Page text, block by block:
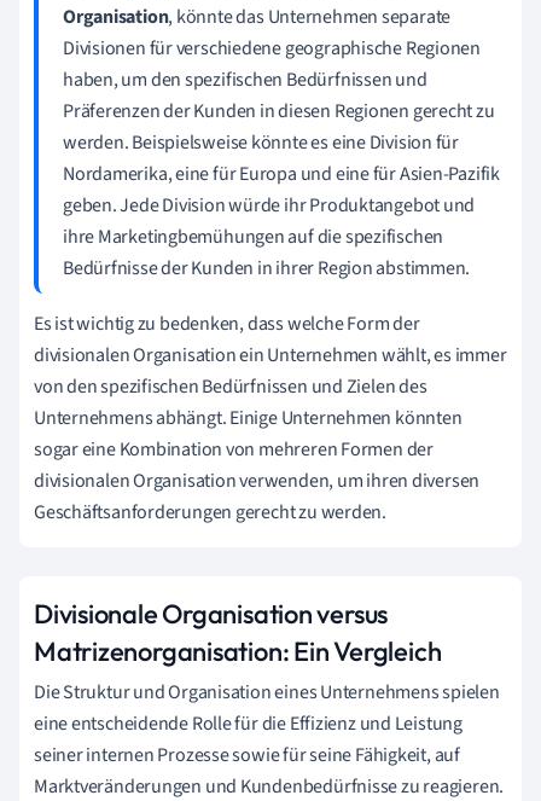
Organisation, könnte das Unternehmen separate
Divisionen für verschiedene geographische Regionen
haben, um den spezifischen Bedürfnissen und
Präferenzen der Kunden in diesen Regionen gerecht zu
werden. Beispielsweise könnte es eine Division für
Nordamerika, eine für Europa und eine für Asien-Pazifik
geben. Jede Division würde ihr Produktangebot und
ihre Marketingbemühungen auf die spezifischen
Bedürfnisse der Kunden in ihrer Region abstimmen.
Es ist wichtig zu bedenken, dass welche Form der
divisionalen Organisation ein Unternehmen wählt, es immer
von den spezifischen Bedürfnissen und Zielen des
Unternehmens abhängt. Einige Unternehmen könnten
sogar eine Kombination von mehreren Formen der
divisionalen Organisation verwenden, um ihren diversen
Geschäftsanforderungen gerecht zu werden.
Divisionale Organisation versus
Matrizenorganisation: Ein Vergleich
Die Struktur und Organisation eines Unternehmens spielen
eine entscheidende Rolle für die Effizienz und Leistung
seiner internen Prozesse sowie für seine Fähigkeit, auf
Marktveränderungen und Kundenbedürfnisse zu reagieren.